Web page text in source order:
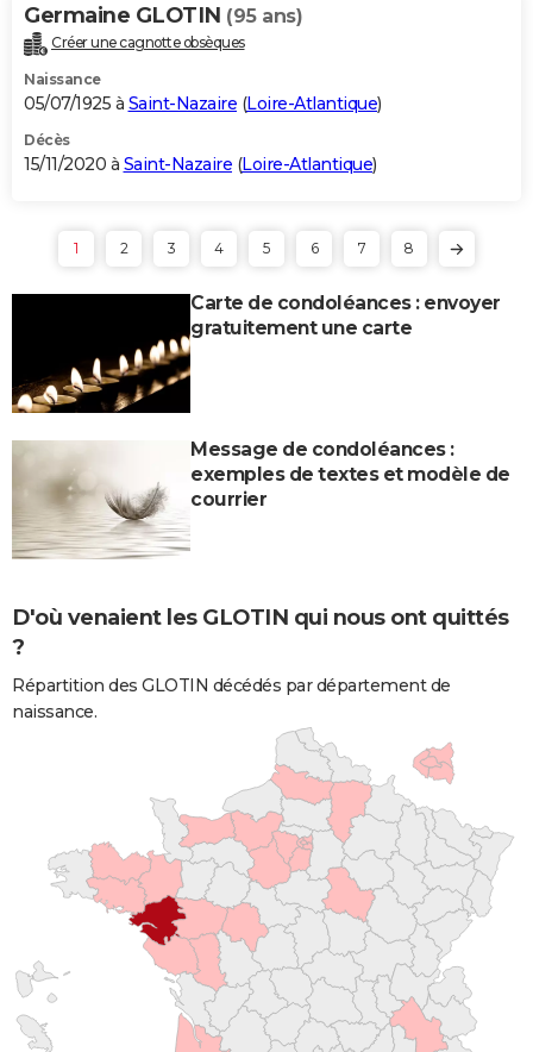
Germaine GLOTIN (95 ans)
Créer une cagnotte obsèques
Naissance
05/07/1925 à Saint-Nazaire (Loire-Atlantique)
Décès
15/11/2020 à Saint-Nazaire (Loire-Atlantique)
1 2 3 4 5 6 7 8
Carte de condoléances : envoyer
gratuitement une carte
Message de condoléances :
exemples de textes et modèle de
courrier
D'où venaient les GLOTIN qui nous ont quittés
?
Répartition des GLOTIN décédés par département de
naissance.